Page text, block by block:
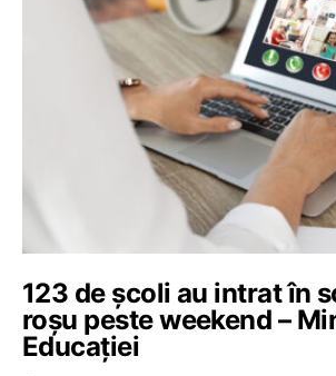
123 de școli au intrat în
roșu peste weekend –
Educației